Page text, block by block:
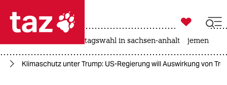
 taz zahl ich
taz zahl ich

taz zahl ich
landtagswahl in sachsen-anhalt jemen
Klimaschutz unter Trump: US-Regierung will Auswirkung von